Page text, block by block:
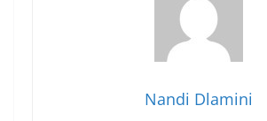
Nandi Dlamini